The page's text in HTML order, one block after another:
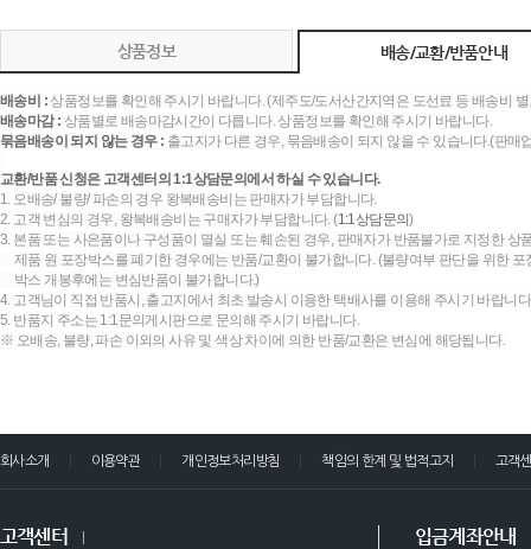
상품정보 배송/교환/반품안내
배송비 :상품정보를 확인해 주시기 바랍니다. (제주도/도서산간지역은 도선료 등 배송비
배송마감 : 상품별로 배송마감시간이 다릅니다. 상품정보를 확인해 주시기 바랍니다.
묶음배송이 되지 않는 경우 : 출고지가 다른 경우, 묶음배송이 되지 않을 수 있습니다.(판
교환/반품 신청은 고객센터의 1:1상담문의에서 하실 수 있습니다.
1. 오배송/ 불량/ 파손의 경우 왕복배송비는 판매자가 부담합니다.
2. 고객 변심의 경우, 왕복배송비는 구매자가 부담합니다. (1:1상담문의)
3. 본품 또는 사은품이나 구성품이 멸실 또는 훼손된 경우, 판매자가 반품불가로 지정한 상
제품 원 포장박스를 폐기한 경우에는 반품/교환이 불가합니다. (불량여부 판단을 위한
박스 개봉후에는 변심반품이 불가합니다.)
4. 고객님이 직접 반품시, 출고지에서 최초 발송시 이용한 택배사를 이용해 주시기 바랍니
5. 반품지 주소는 1:1문의게시판으로 문의해 주시기 바랍니다.
※ 오배송, 불량, 파손 이외의 사유 및 색상 차이에 의한 반품/교환은 변심에 해당됩니다.
회사소개 이용약관 개인정보처리방침 책임의 한계 및 법적고지 고객
고객센터 입금계좌안내